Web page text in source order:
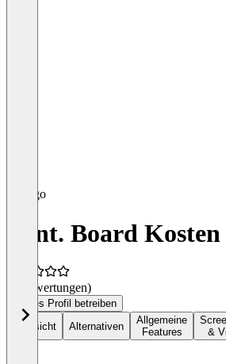
talnt. Board Kosten
(0 Bewertungen)
Dieses Profil betreiben
Übersicht
Alternativen
Allgemeine
Features
&